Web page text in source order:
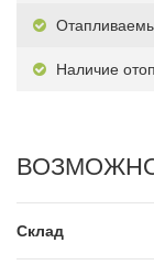
Наличие
Склад